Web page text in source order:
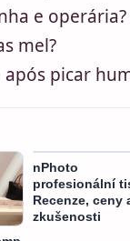
e operária?
mel?
picar
nPhoto
profesionální
Recenze, ceny
zkušenosti